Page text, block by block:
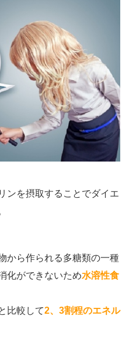
ンを摂取することでダイエ
から作られる多糖類の一種
化ができないため水溶性食
比較して2、3割程のエネル